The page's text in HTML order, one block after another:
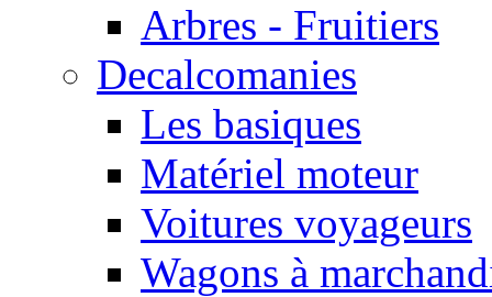
Arbres - Fruitiers
Decalcomanies
Les basiques
Matériel moteur
Voitures voyageurs
Wagons à